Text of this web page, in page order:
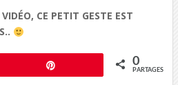
CE PETIT GESTE EST
0
PARTAGES